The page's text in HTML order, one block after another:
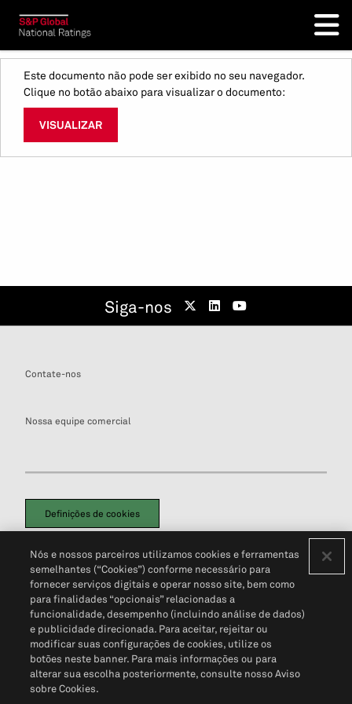
Este documento não pode ser exibido no seu navegador.
Clique no botão abaixo para visualizar o documento:
VISUALIZAR
Siga-nos
Contate-nos
Nossa equipe comercial
Definições de cookies
Política de PrivacidadePortal de privacidade do cliente (em inglês)
Não Venda Minhas Informações Pessoais© 2026 S&P Global
Nós e nossos parceiros utilizamos cookies e ferramentas
semelhantes (“Cookies”) conforme necessário para
fornecer serviços digitais e operar nosso site, bem como
para finalidades “opcionais” relacionadas a
funcionalidade, desempenho (incluindo análise de dados)
e publicidade direcionada. Para aceitar, rejeitar ou
modificar suas configurações de cookies, utilize os
botões neste banner. Para mais informações ou para
alterar sua escolha posteriormente, consulte nosso Aviso
sobre Cookies.